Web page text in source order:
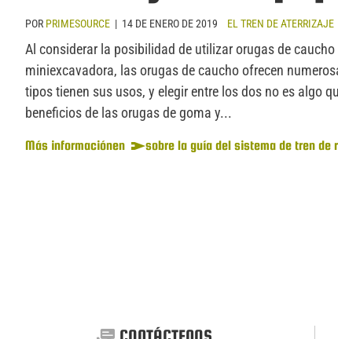
POR PRIMESOURCE | 14 DE ENERO DE 2019 EL TREN DE ATERRIZAJE
Al considerar la posibilidad de utilizar orugas de
miniexcavadora, las orugas de caucho ofrecen
tipos tienen sus usos, y elegir entre los dos no es algo
beneficios de las orugas de goma y...
Más informaciónen sobre la guía del sistema de tren de